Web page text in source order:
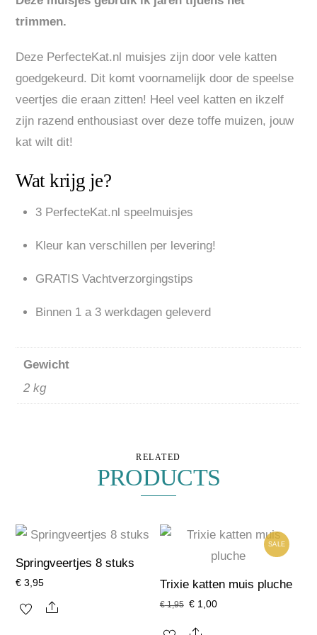
trimmen.
Deze PerfecteKat.nl muisjes zijn door vele katten
goedgekeurd. Dit komt voornamelijk door de speelse
veertjes die eraan zitten! Heel veel katten en ikzelf
zijn razend enthousiast over deze toffe muizen, jouw
kat wilt dit!
Wat krijg je?
3 PerfecteKat.nl speelmuisjes
Kleur kan verschillen per levering!
GRATIS Vachtverzorgingstips
Binnen 1 a 3 werkdagen geleverd
Gewicht
2 kg
RELATED
PRODUCTS
Springveertjes 8 stuks
€ 3,95
Share
SALE
Trixie katten muis pluche
€1,95 Oorspronkelijke
prijs
€ 1,00Huidige